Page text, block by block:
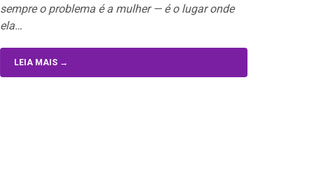
sempre o problema é a mulher — é o lugar onde
ela…
LEIA MAIS →